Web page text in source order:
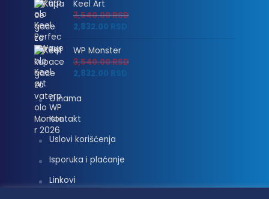
Keel Art
3,540.00RSD
2,832.00 RSD
WP Monster
3,540.00RSD
2,832.00 RSD
O nama
Kontakt
Uslovi korišćenja
Isporuka i plaćanje
Linkovi